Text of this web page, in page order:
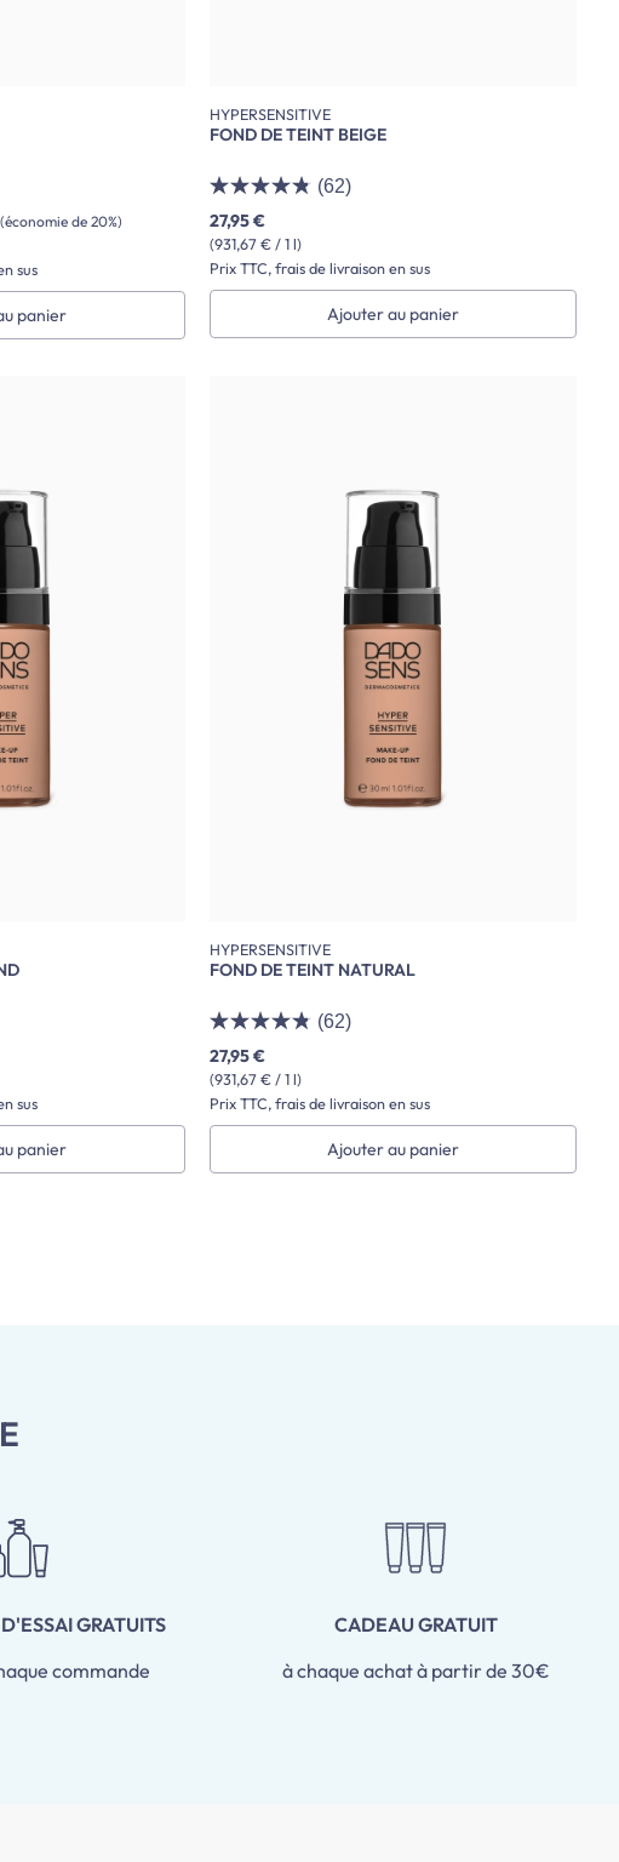
(économie de 20%)
sus
panier
HYPERSENSITIVE
FOND DE TEINT BEIGE
(62)
(931,67 € / 1 l)
27,95 €
Prix TTC, frais de livraison en sus
Ajouter au panier
sus
panier
HYPERSENSITIVE
FOND DE TEINT NATURAL
(62)
(931,67 € / 1 l)
27,95 €
Prix TTC, frais de livraison en sus
Ajouter au panier
GRATUITS
commande
CADEAU GRATUIT
à chaque achat à partir de 30€